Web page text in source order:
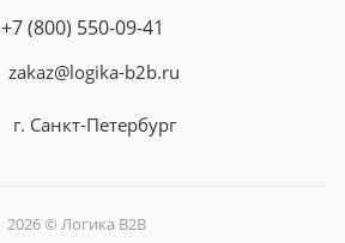
+7 (800) 550-09-41
zakaz@logika-b2b.ru
г. Санкт-Петербург
2026 © Логика B2B